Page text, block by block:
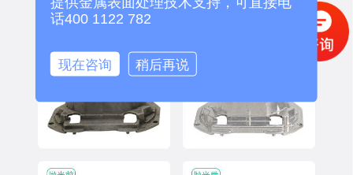
话400 1122 782
现在咨询 稍后再说